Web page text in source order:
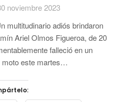
noviembre 2023
multitudinario adiós brindaron
Ariel Olmos Figueroa, de 20
falleció en un
moto este martes…